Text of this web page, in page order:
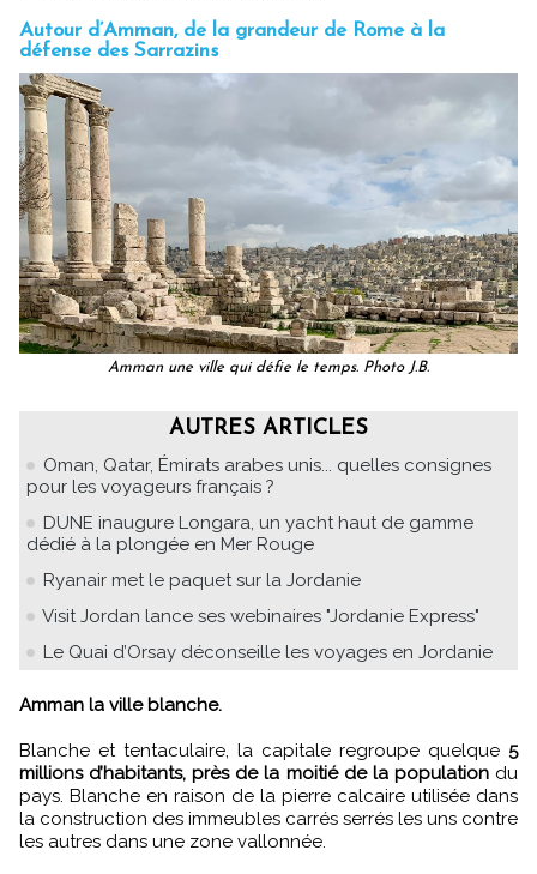
Autour d’Amman, de la grandeur de Rome à la
défense des Sarrazins
Amman une ville qui défie le temps. Photo J.B.
AUTRES ARTICLES
Oman, Qatar, Émirats arabes unis... quelles consignes
pour les voyageurs français ?
DUNE inaugure Longara, un yacht haut de gamme
dédié à la plongée en Mer Rouge
Ryanair met le paquet sur la Jordanie
Visit Jordan lance ses webinaires "Jordanie Express"
Le Quai d’Orsay déconseille les voyages en Jordanie
Amman la ville blanche.
Blanche et tentaculaire, la capitale regroupe quelque 5
millions d’habitants, près de la moitié de la populationdu
pays. Blanche en raison de la pierre calcaire utilisée dans
la construction des immeubles carrés serrés les uns contre
les autres dans une zone vallonnée.